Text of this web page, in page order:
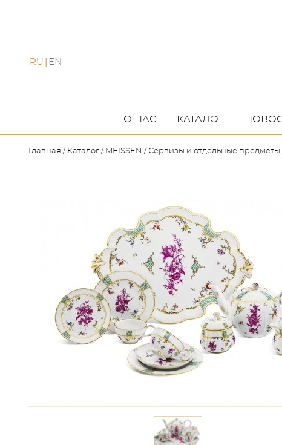
RU EN
О НАС КАТАЛОГ
Главная Каталог MEISSEN Сервизы и отдельные предметы